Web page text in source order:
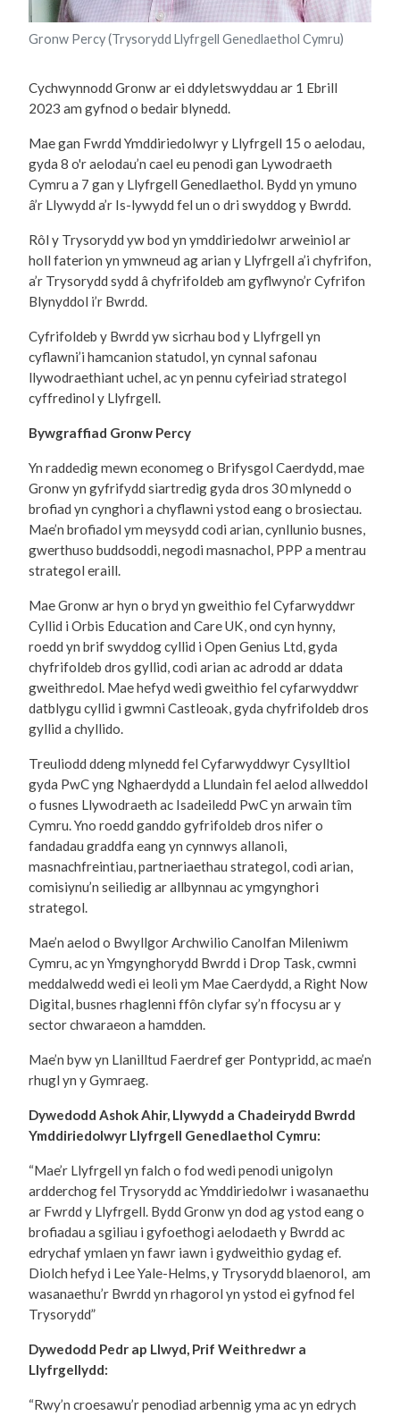
Gronw Percy (Trysorydd Llyfrgell Genedlaethol Cymru)
Cychwynnodd Gronw ar ei ddyletswyddau ar 1 Ebrill
2023 am gyfnod o bedair blynedd.
Mae gan Fwrdd Ymddiriedolwyr y Llyfrgell 15 o aelodau,
gyda 8 o'r aelodau’n cael eu penodi gan Lywodraeth
Cymru a 7 gan y Llyfrgell Genedlaethol. Bydd yn ymuno
â’r Llywydd a’r Is-lywydd fel un o dri swyddog y Bwrdd.
Rôl y Trysorydd yw bod yn ymddiriedolwr arweiniol ar
holl faterion yn ymwneud ag arian y Llyfrgell a’i chyfrifon,
a’r Trysorydd sydd â chyfrifoldeb am gyflwyno’r Cyfrifon
Blynyddol i’r Bwrdd.
Cyfrifoldeb y Bwrdd yw sicrhau bod y Llyfrgell yn
cyflawni’i hamcanion statudol, yn cynnal safonau
llywodraethiant uchel, ac yn pennu cyfeiriad strategol
cyffredinol y Llyfrgell.
Bywgraffiad Gronw Percy
Yn raddedig mewn economeg o Brifysgol Caerdydd, mae
Gronw yn gyfrifydd siartredig gyda dros 30 mlynedd o
brofiad yn cynghori a chyflawni ystod eang o brosiectau.
Mae’n brofiadol ym meysydd codi arian, cynllunio busnes,
gwerthuso buddsoddi, negodi masnachol, PPP a mentrau
strategol eraill.
Mae Gronw ar hyn o bryd yn gweithio fel Cyfarwyddwr
Cyllid i Orbis Education and Care UK, ond cyn hynny,
roedd yn brif swyddog cyllid i Open Genius Ltd, gyda
chyfrifoldeb dros gyllid, codi arian ac adrodd ar ddata
gweithredol. Mae hefyd wedi gweithio fel cyfarwyddwr
datblygu cyllid i gwmni Castleoak, gyda chyfrifoldeb dros
gyllid a chyllido.
Treuliodd ddeng mlynedd fel Cyfarwyddwyr Cysylltiol
gyda PwC yng Nghaerdydd a Llundain fel aelod allweddol
o fusnes Llywodraeth ac Isadeiledd PwC yn arwain tîm
Cymru. Yno roedd ganddo gyfrifoldeb dros nifer o
fandadau graddfa eang yn cynnwys allanoli,
masnachfreintiau, partneriaethau strategol, codi arian,
comisiynu’n seiliedig ar allbynnau ac ymgynghori
strategol.
Mae’n aelod o Bwyllgor Archwilio Canolfan Mileniwm
Cymru, ac yn Ymgynghorydd Bwrdd i Drop Task, cwmni
meddalwedd wedi ei leoli ym Mae Caerdydd, a Right Now
Digital, busnes rhaglenni ffôn clyfar sy’n ffocysu ar y
sector chwaraeon a hamdden.
Mae’n byw yn Llanilltud Faerdref ger Pontypridd, ac mae’n
rhugl yn y Gymraeg.
Dywedodd Ashok Ahir, Llywydd a Chadeirydd Bwrdd
Ymddiriedolwyr Llyfrgell Genedlaethol Cymru:
“Mae’r Llyfrgell yn falch o fod wedi penodi unigolyn
ardderchog fel Trysorydd ac Ymddiriedolwr i wasanaethu
ar Fwrdd y Llyfrgell. Bydd Gronw yn dod ag ystod eang o
brofiadau a sgiliau i gyfoethogi aelodaeth y Bwrdd ac
edrychaf ymlaen yn fawr iawn i gydweithio gydag ef.
Diolch hefyd i Lee Yale-Helms, y Trysorydd blaenorol, am
wasanaethu’r Bwrdd yn rhagorol yn ystod ei gyfnod fel
Trysorydd”
Dywedodd Pedr ap Llwyd, Prif Weithredwr a
Llyfrgellydd:
“Rwy’n croesawu’r penodiad arbennig yma ac yn edrych